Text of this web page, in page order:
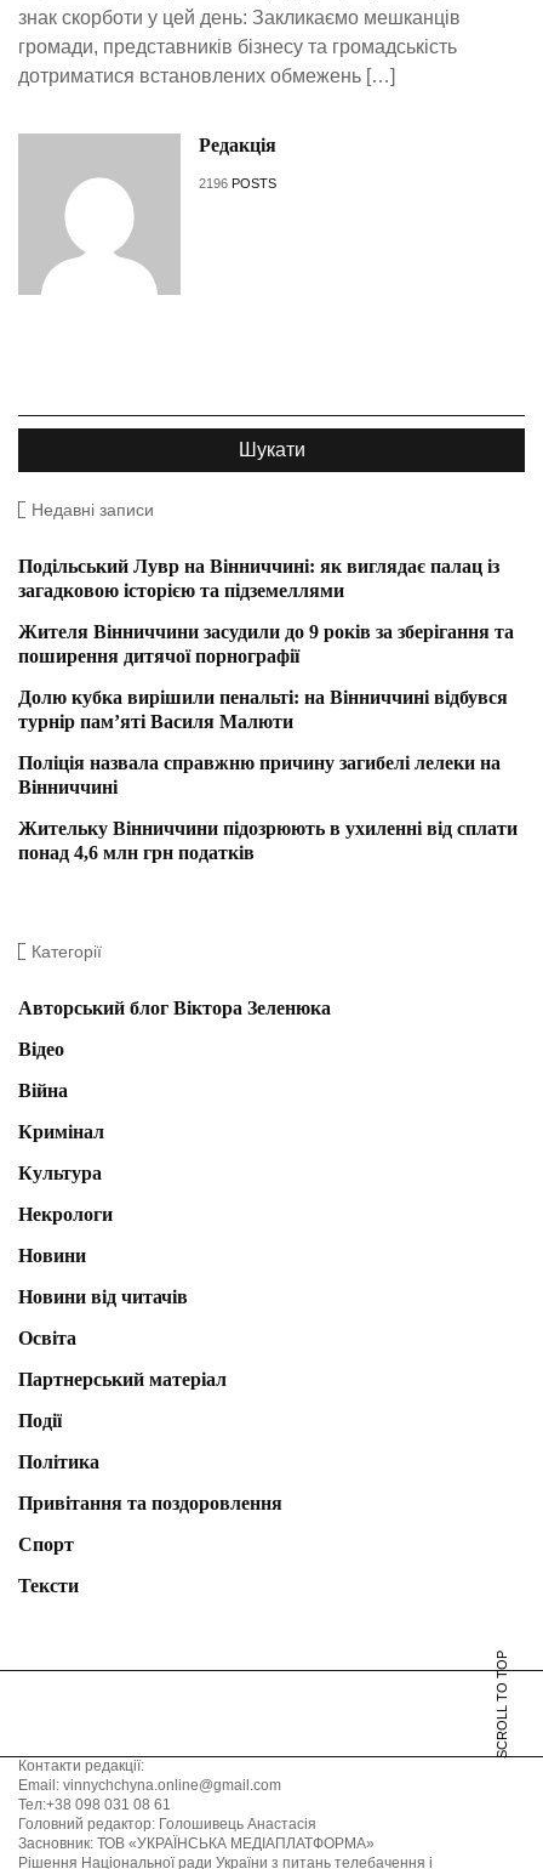
знак скорботи у цей день: Закликаємо мешканців
громади, представників бізнесу та громадськість
дотриматися встановлених обмежень […]
Редакція
2196 POSTS
Недавні записи
Подільський Лувр на Вінниччині: як виглядає палац із
загадковою історією та підземеллями
Жителя Вінниччини засудили до 9 років за зберігання та
поширення дитячої порнографії
Долю кубка вирішили пенальті: на Вінниччині відбувся
турнір пам’яті Василя Малюти
Поліція назвала справжню причину загибелі лелеки на
Вінниччині
Жительку Вінниччини підозрюють в ухиленні від сплати
понад 4,6 млн грн податків
Категорії
Авторський блог Віктора Зеленюка
Відео
Війна
Кримінал
Культура
Некрологи
Новини
Новини від читачів
Освіта
Партнерський матеріал
Події
Політика
Привітання та поздоровлення
Спорт
Тексти
SCROLL TO TOP
Контакти редакції:
Email: vinnychchyna.online@gmail.com
Тел:+38 098 031 08 61
Головний редактор: Голошивець Анастасія
Засновник: ТОВ «УКРАЇНСЬКА МЕДІАПЛАТФОРМА»
Рішення Національної ради України з питань телебачення і